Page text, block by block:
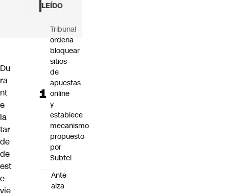
Du
ra
nt
e
la
tar
de
de
est
e
LEÍDO
Tribunal
ordena
bloquear
sitios
de
apuestas
online
y
establece
mecanismo
propuesto
por
Subtel
Ante
alza